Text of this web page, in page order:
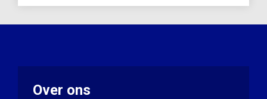
Over ons